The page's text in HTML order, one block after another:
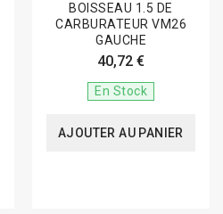
BOISSEAU 1.5 DE
CARBURATEUR VM26
GAUCHE
40,72 €
En Stock
AJOUTER AU PANIER